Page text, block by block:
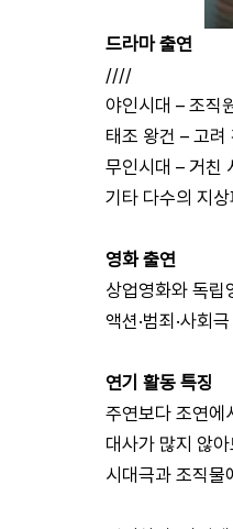
드라마 출연
////
야인시대 – 조직
태조 왕건 – 고려
무인시대 – 거친
기타 다수의 지
영화 출연
상업영화와 독립
액션·범죄·사회
연기 활동 특징
주연보다 조연에
대사가 많지 않
시대극과 조직물